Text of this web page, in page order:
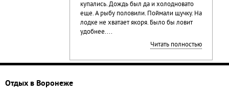
купались. Дождь был да и холодновато
еще. А рыбу половили. Поймали щучку. На
лодке не хватает якоря. Было бы ловит
удобнее....
Читать полностью
Отдых в Воронеже